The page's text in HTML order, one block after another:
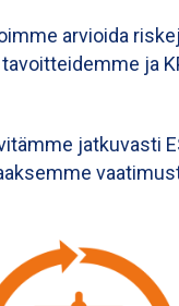
arvioida
ja
jatkuvasti